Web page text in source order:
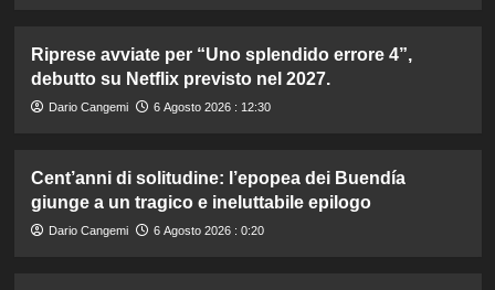
Riprese avviate per “Uno splendido errore 4”,
debutto su Netflix previsto nel 2027.
Dario Cangemi 6 Agosto 2026 : 12:30
Cent’anni di solitudine: l’epopea dei Buendía
giunge a un tragico e ineluttabile epilogo
Dario Cangemi 6 Agosto 2026 : 0:20